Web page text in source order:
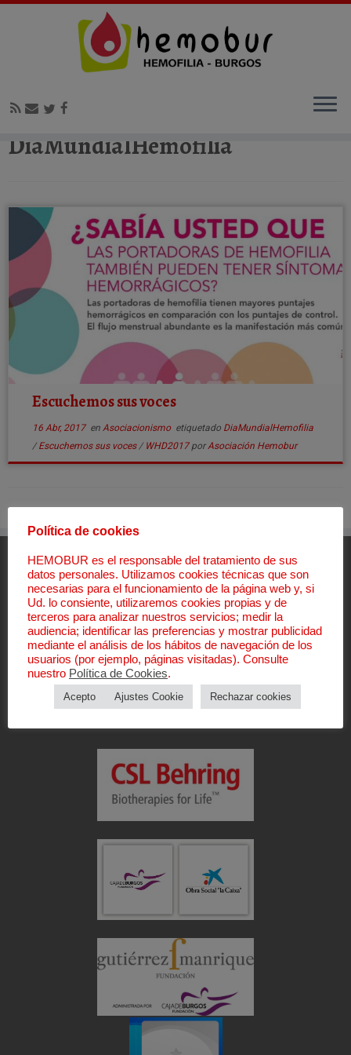
Inicio » DiaMundialHemofilia
DiaMundialHemofilia
Escuchemos sus voces
16 Abr, 2017en Asociacionismo etiquetado DiaMundialHemofilia
/Escuchemos sus voces/ WHD2017 porAsociación Hemobur
Aviso Legal
Política de Privacidad
Política de Cookies
Canal de denuncias
Política Sistema Interno Información
Procedimiento Sistema Interno Información
Colabora
Política de cookies
HEMOBUR es el responsable del tratamiento de sus
datos personales. Utilizamos cookies técnicas que son
necesarias para el funcionamiento de la página web y, si
Ud. lo consiente, utilizaremos cookies propias y de
terceros para analizar nuestros servicios; medir la
audiencia; identificar las preferencias y mostrar publicidad
mediante el análisis de los hábitos de navegación de los
usuarios (por ejemplo, páginas visitadas). Consulte
nuestro Política de Cookies.
Acepto Ajustes Cookie Rechazar cookies